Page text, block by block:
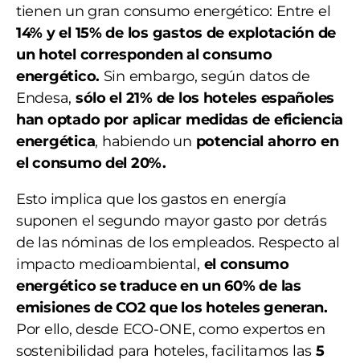
tienen un gran consumo energético: Entre el
14% y el 15% de los gastos de explotación de
un hotel corresponden al consumo
energético. Sin embargo, según datos de
Endesa, sólo el 21% de los hoteles españoles
han optado por aplicar medidas de eficiencia
energética, habiendo un potencial ahorro en
el consumo del 20%.
Esto implica que los gastos en energía
suponen el segundo mayor gasto por detrás
de las nóminas de los empleados. Respecto al
impacto medioambiental, el consumo
energético se traduce en un 60% de las
emisiones de CO2 que los hoteles generan.
Por ello, desde ECO-ONE, como expertos en
sostenibilidad para hoteles, facilitamos las 5